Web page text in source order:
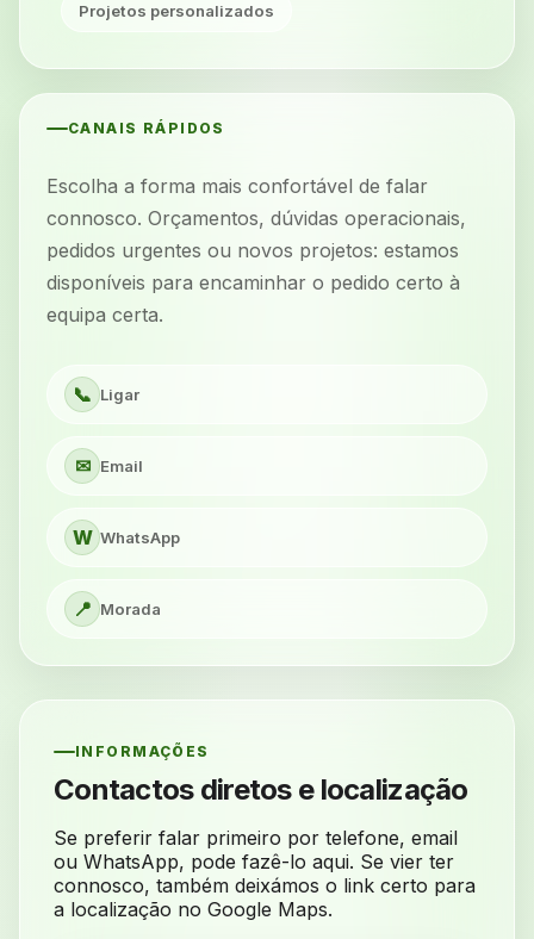
Projetos personalizados
CANAIS RÁPIDOS
Escolha a forma mais confortável de falar
connosco. Orçamentos, dúvidas operacionais,
pedidos urgentes ou novos projetos: estamos
disponíveis para encaminhar o pedido certo à
equipa certa.
📞 Ligar
✉ Email
W WhatsApp
📍 Morada
INFORMAÇÕES
Contactos diretos e localização
Se preferir falar primeiro por telefone, email
ou WhatsApp, pode fazê-lo aqui. Se vier ter
connosco, também deixámos o link certo para
a localização no Google Maps.